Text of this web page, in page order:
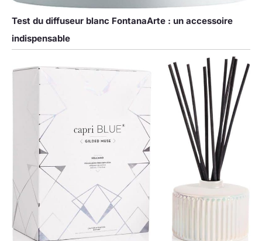
Test du diffuseur blanc FontanaArte : un accessoire
indispensable